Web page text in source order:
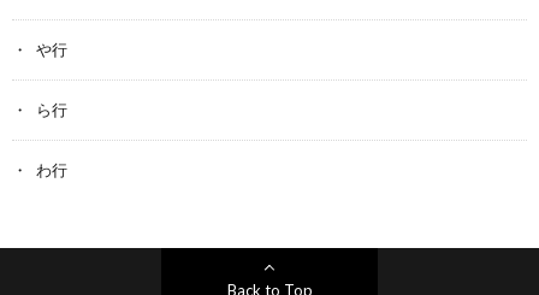
や行
ら行
わ行
Back to Top